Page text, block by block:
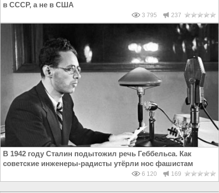
в СССР, а не в США
3 795 237
В 1942 году Сталин подытожил речь Геббельса. Как
советские инженеры-радисты утёрли нос фашистам
6 120 169